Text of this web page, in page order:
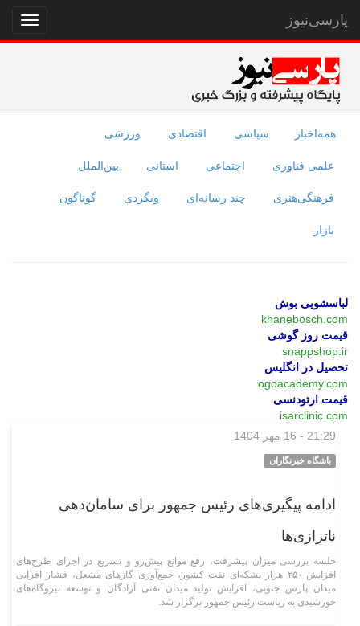
نمایش
منو
پارسی‌نیوز
همه‌اخبار سیاسی اقتصادی ورزشی
علمی فناوری اجتماعی استانی بین‌الملل
فرهنگی‌هنری چند رسانه‌ای وبگردی گوناگون
بازار
لباسشویی بوش
khanebosch.com
قیمت روز گوشی
snappshop.ir
تحصیل در انگلیس
ogoacademy.com
قیمت ارتودنسی
isarclinic.com
21:29 - 16 مهر 1404
باشگاه خبرنگاران
ادامه پیگیری‌های رئیس جمهور برای سامان‌دهی
ناترازی‌ها
جلسه بررسی میزان پیشرفت، رفع موانع پیش‌رو و تسریع در اجرای طرح‌های
افزایش ۲۵۰ هزار بشکه‌ای نفت کشور، جمع‌آوری گاز‌های مشعل، فشار افزایی
میدان پارس جنوبی، افزایش تولید میدان نفتی آزادگان و توسعه نیروگاه‌های
خورشیدی به ریاست رئیس جمهور برگزار شد.